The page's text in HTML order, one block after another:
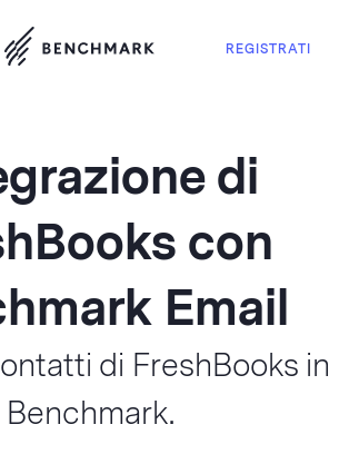
REGISTRATI
di
con
Email
di FreshBooks in
Benchmark.